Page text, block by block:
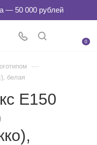
0
—
белая
E150